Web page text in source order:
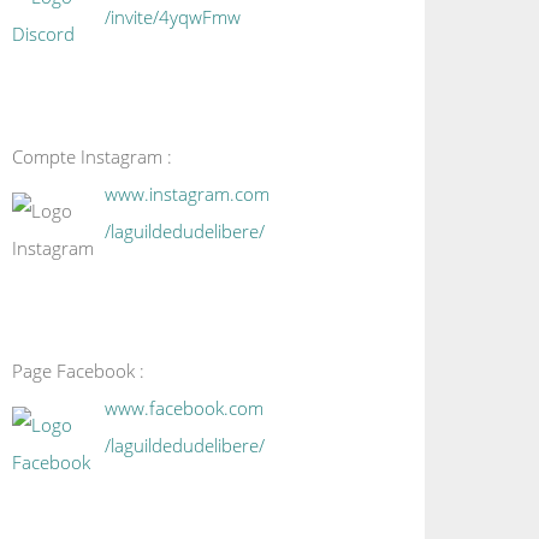
/invite/4yqwFmw
Compte Instagram :
www.instagram.com
/laguildedudelibere/
Page Facebook :
www.facebook.com
/laguildedudelibere/